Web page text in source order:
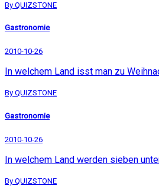
By QUIZSTONE
Gastronomie
2010-10-26
In welchem Land isst man zu
By QUIZSTONE
Gastronomie
2010-10-26
In welchem Land werden sieben
By QUIZSTONE